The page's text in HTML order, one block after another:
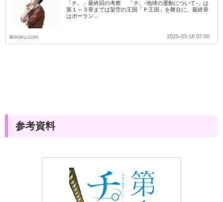
「チ。」最終回の考察 「チ。-地球の運動について-」は
第１～３章までは架空の王国「Ｐ王国」を舞台に、最終章
はポーラン...
likiroku.com 2025-03-18 07:00
参考資料